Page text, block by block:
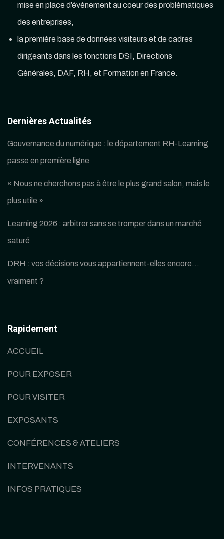
mise en place d’événement au coeur des problématiques
des entreprises,
la première base de données visiteurs et de cadres
dirigeants dans les fonctions DSI, Directions
Générales, DAF, RH, et Formation en France.
Dernières Actualités
Gouvernance du numérique : le département RH-Learning
passe en première ligne
« Nous ne cherchons pas à être le plus grand salon, mais le
plus utile »
Learning 2026 : arbitrer sans se tromper dans un marché
saturé
DRH : vos décisions vous appartiennent-elles encore…
vraiment ?
Rapidement
ACCUEIL
POUR EXPOSER
POUR VISITER
EXPOSANTS
CONFÉRENCES & ATELIERS
INTERVENANTS
INFOS PRATIQUES